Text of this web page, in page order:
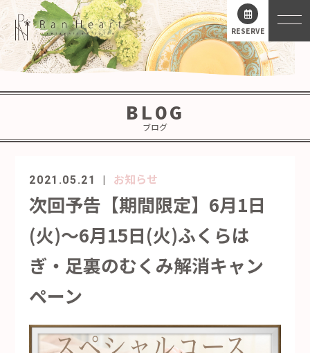
RESERVE
BLOG
ブログ
2021.05.21 お知らせ
次回予告【期間限定】6月1日
(火)～6月15日(火)ふくらは
ぎ・足裏のむくみ解消キャン
ペーン